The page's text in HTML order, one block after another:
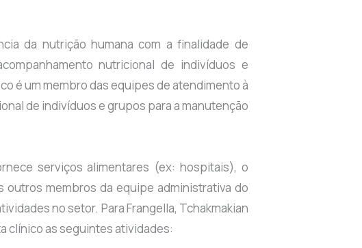
da nutrição humana com a finalidade de
nutricional de indivíduos e
é um membro das equipes de atendimento à
de indivíduos e grupos para a manutenção
serviços alimentares (ex: hospitais), o
membros da equipe administrativa do
no setor. Para Frangella, Tchakmakian
clínico as seguintes atividades: